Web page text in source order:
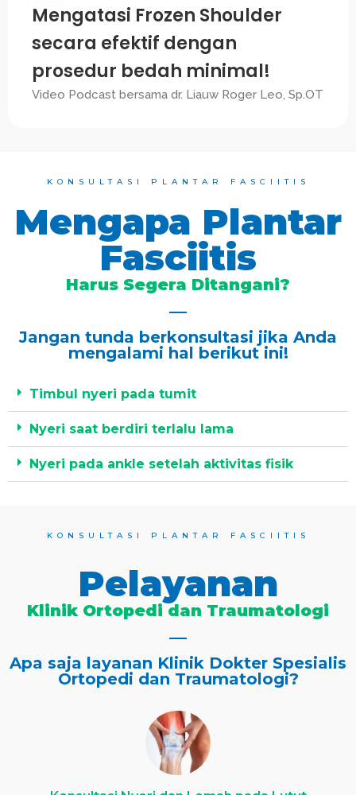
Mengatasi Frozen Shoulder
secara efektif dengan
prosedur bedah minimal!
Video Podcast bersama dr. Liauw Roger Leo, Sp.OT
KONSULTASI PLANTAR FASCIITIS
Mengapa Plantar
Fasciitis
Harus Segera Ditangani?
Jangan tunda berkonsultasi jika Anda
mengalami hal berikut ini!
Timbul nyeri pada tumit
Nyeri saat berdiri terlalu lama
Nyeri pada ankle setelah aktivitas fisik
KONSULTASI PLANTAR FASCIITIS
Pelayanan
Klinik Ortopedi dan Traumatologi
Apa saja layanan Klinik Dokter Spesialis
Ortopedi dan Traumatologi?